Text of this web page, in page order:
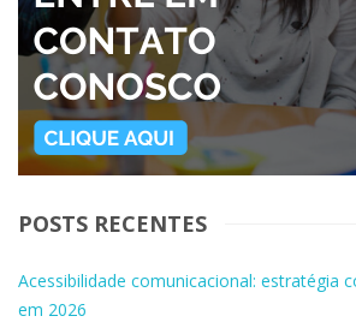
POSTS RECENTES
Acessibilidade comunicacional: estratégia
em 2026